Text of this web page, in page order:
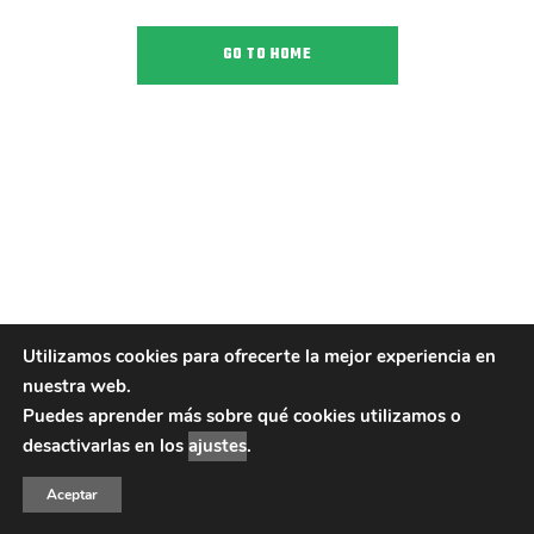
GO TO HOME
Utilizamos cookies para ofrecerte la mejor experiencia en
nuestra web.
Puedes aprender más sobre qué cookies utilizamos o
desactivarlas en los ajustes.
Aceptar